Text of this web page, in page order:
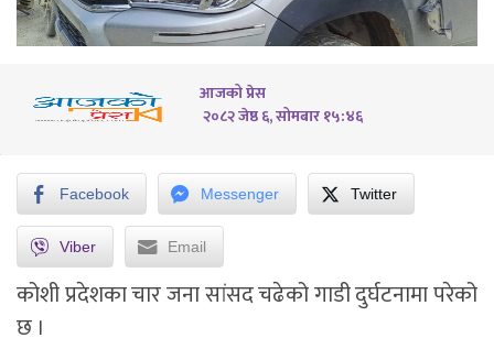
आजको प्रेस
२०८२ जेष्ठ ६, सोमबार १५:४६
Facebook Messenger Twitter
Viber Email
कोशी प्रदेशका चार जना सांसद चढेको गाडी दुर्घटनामा परेको
छ ।